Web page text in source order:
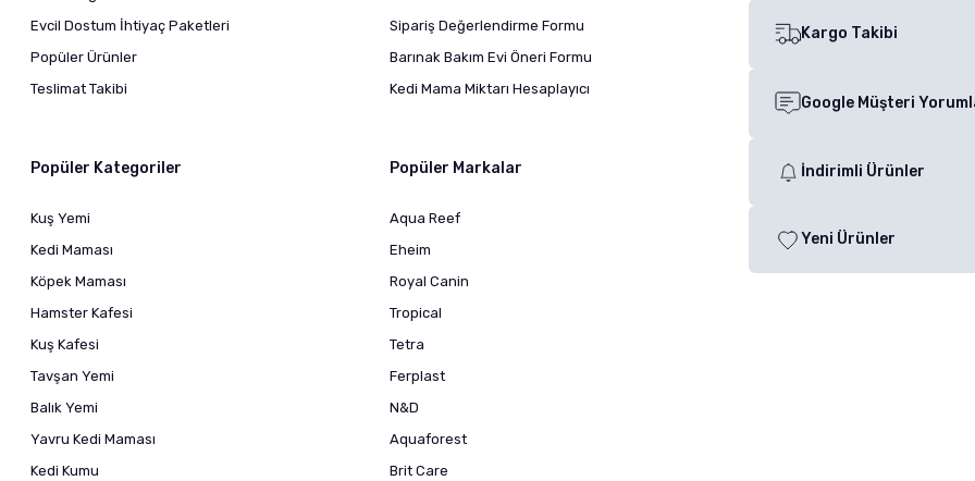
Evcil Dostum İhtiyaç Paketleri
Popüler Ürünler
Teslimat Takibi
Sipariş Değerlendirme Formu
Barınak Bakım Evi Öneri Formu
Kedi Mama Miktarı Hesaplayıcı
Popüler Kategoriler
Kuş Yemi
Kedi Maması
Köpek Maması
Hamster Kafesi
Kuş Kafesi
Tavşan Yemi
Balık Yemi
Yavru Kedi Maması
Kedi Kumu
Popüler Markalar
Aqua Reef
Eheim
Royal Canin
Tropical
Tetra
Ferplast
N&D
Aquaforest
Brit Care
Kargo Takibi
Google Müşteri
İndirimli Ürünler
Yeni Ürünler